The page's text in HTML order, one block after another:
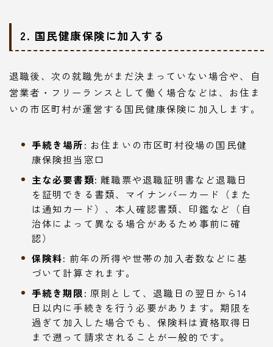
2. 国民健康保険に加入する
退職後、次の就職先がまだ決まっていない場合や、自
営業者・フリーランスとして働く場合などは、お住ま
いの市区町村が運営する国民健康保険に加入します。
手続き場所: お住まいの市区町村役場の国民健
康保険担当窓口
主な必要書類: 離職票や退職証明書など退職日
を証明できる書類、マイナンバーカード（また
は通知カード）、本人確認書類、印鑑など（自
治体によって異なる場合があるため事前に確
認）
保険料: 前年の所得や世帯の加入者数などに基
づいて計算されます。
手続き期限: 原則として、退職日の翌日から14
日以内に手続きを行う必要があります。期限を
過ぎて加入した場合でも、保険料は資格取得日
まで遡って請求されることが一般的です。